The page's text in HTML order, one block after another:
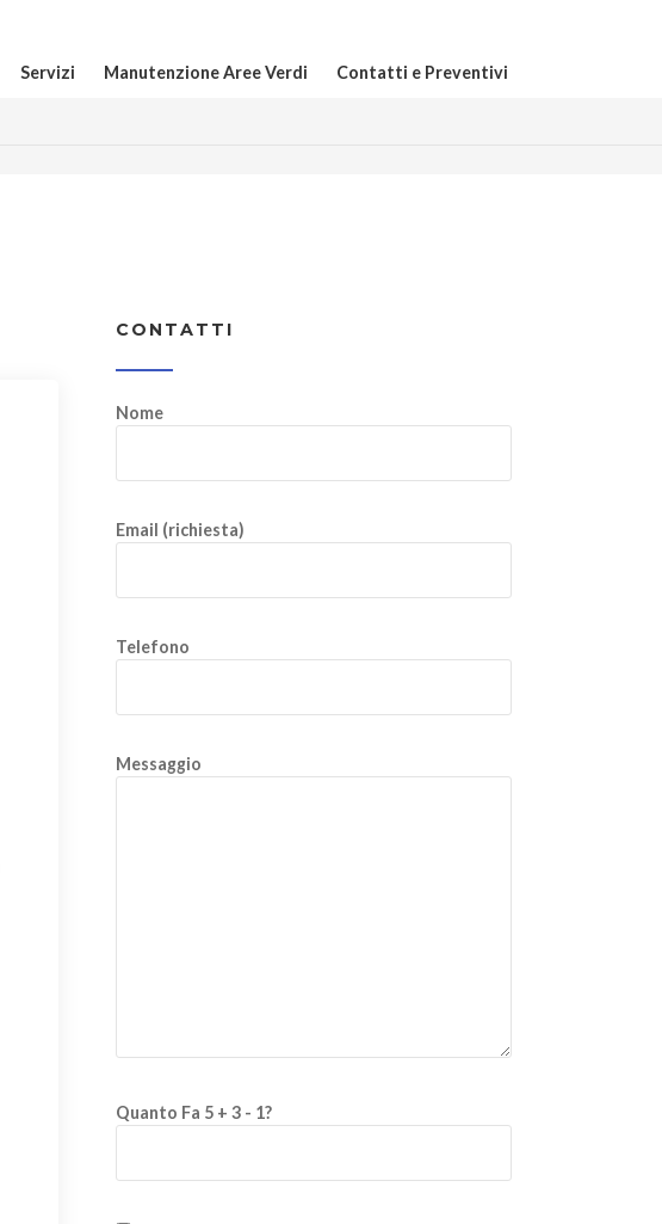
Servizi Manutenzione Aree Verdi Contatti e Preventivi
CONTATTI
Nome
Email (richiesta)
Telefono
Messaggio
Quanto Fa 5 + 3 - 1?